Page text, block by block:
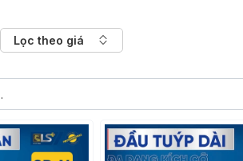
Lọc theo giá